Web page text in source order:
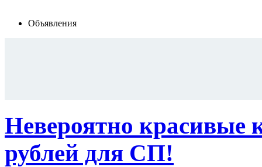
Объявления
Невероятно красивые
рублей для СП!